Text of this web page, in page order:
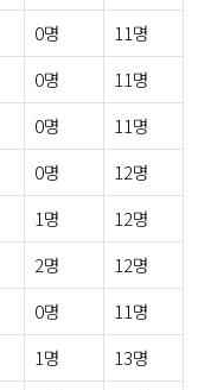
0명
11명
0명
11명
0명
11명
0명
12명
1명
12명
2명
12명
0명
11명
1명
13명